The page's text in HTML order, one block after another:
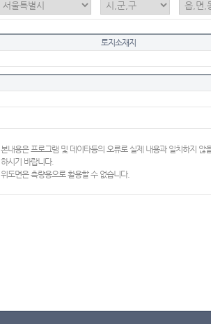
토지소재지
본내용은 프로그램 및 데이타등의 오류로 실제 내용과 일치하지
하시기 바랍니다.
위도면은 측량용으로 활용할 수 없습니다.